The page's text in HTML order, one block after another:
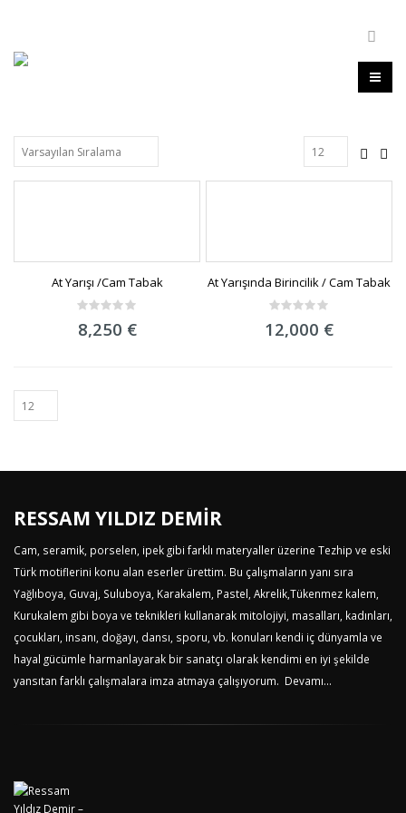
At Yarışı /Cam Tabak
0
out
8,250 €
At Yarışında Birincilik / Cam Tabak
0
out
12,000 €
RESSAM YILDIZ DEMİR
Cam, seramik, porselen, ipek gibi farklı materyaller üzerine Tezhip ve eski
Türk motiflerini konu alan eserler ürettim. Bu çalışmaların yanı sıra
Yağlıboya, Guvaj, Suluboya, Karakalem, Pastel, Akrelik,Tükenmez kalem,
Kurukalem gibi boya ve teknikleri kullanarak mitolojiyi, masalları, kadınları,
çocukları, insanı, doğayı, dansı, sporu, vb. konuları kendi iç dünyamla ve
hayal gücümle harmanlayarak bir sanatçı olarak kendimi en iyi şekilde
yansıtan farklı çalışmalara imza atmaya çalışıyorum. Devamı...